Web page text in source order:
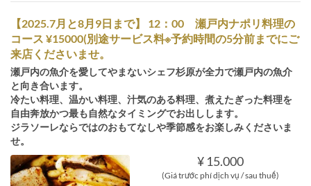
【2025.7月と8月9日まで】 12：00 瀬戸内ナポリ料理の
コース ¥15000(別途サービス料※予約時間の5分前までにご
来店くださいませ。
瀬戸内の魚介を愛してやまないシェフ杉原が全力で瀬戸内の魚介
と向き合います。
冷たい料理、温かい料理、汁気のある料理、煮えたぎった料理を
自由奔放かつ最も自然なタイミングでお出しします。
ジラソーレならではのおもてなしや季節感をお楽しみくださいま
せ。
¥ 15.000
(Giá trước phí dịch vụ / sau thuế)